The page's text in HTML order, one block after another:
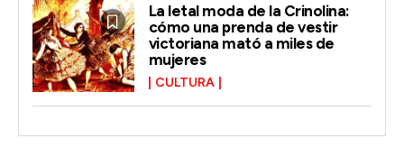
La letal moda de la Crinolina:
cómo una prenda de vestir
victoriana mató a miles de
mujeres
CULTURA